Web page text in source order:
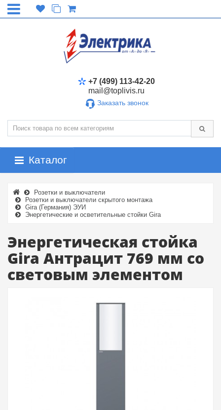
+7 (499) 113-42-20
mail@toplivis.ru
Заказать звонок
Каталог
Розетки и выключатели
Розетки и выключатели скрытого монтажа
Gira (Германия) ЭУИ
Энергетические и осветительные стойки Gira
Энергетическая стойка
Gira Антрацит 769 мм со
световым элементом